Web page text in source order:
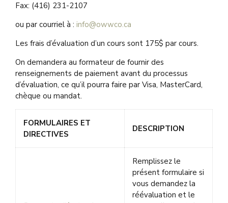
Fax: (416) 231-2107
ou par courriel à : info@owwco.ca
Les frais d’évaluation d’un cours sont 175$ par cours.
On demandera au formateur de fournir des
renseignements de paiement avant du processus
d’évaluation, ce qu’il pourra faire par Visa, MasterCard,
chèque ou mandat.
FORMULAIRES ET
DIRECTIVES
DESCRIPTION
Remplissez le
présent formulaire si
vous demandez la
réévaluation et le